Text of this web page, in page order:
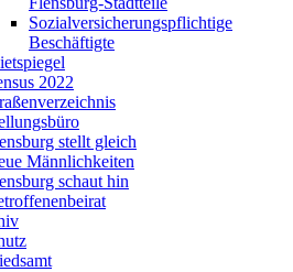
Sozialversicherungspflichtige
Beschäftigte
2022
stellt gleich
Männlichkeiten
schaut hin